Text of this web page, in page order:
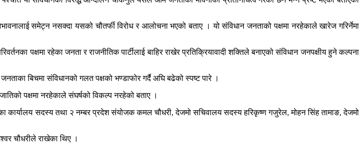
समेट्न नसक्दा यसको चौतर्फी विरोध र आलोचना भएको बताए । यो संविधान जनताको पक्षमा नरहेकाले खारेज गरिर्नेमा
पक्षमा रहेका जनता र राजनीतिक पार्टीलाई बाहिर राखेर प्रतिक्रियावादी शक्तिले बनाएको संविधान जनपक्षीय हुने कल्पना
बिचमा संविधानको गलत पक्षको भण्डाफोर गर्दै अघि बढेको स्पष्ट पारे ।
पक्षमा नरहेकाले संघर्षको विकल्प नरहेको बताए ।
कार्यालय सदस्य तथा २ नम्बर प्रदेश संयोजक कमल चौधरी, देजमो सचिवालय सदस्य हरिकृष्ण गजुरेल, मोहन सिंह तामाङ, देजमो
चौधरीले राखेका थिए ।